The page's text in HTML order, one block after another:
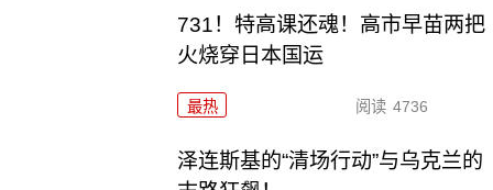
731！特高课还魂！高市早苗两把
火烧穿日本国运
最热 阅读 4736
泽连斯基的“清场行动”与乌克兰的